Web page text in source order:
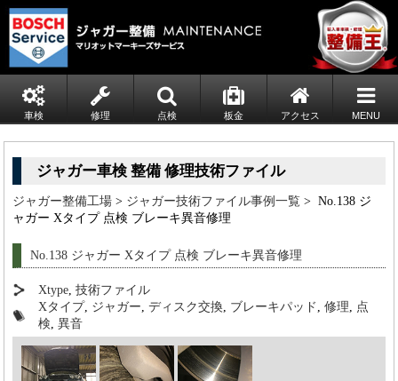
車検 修理 点検 板金 アクセス MENU
ジャガー車検 整備 修理技術ファイル
ジャガー整備工場 > ジャガー技術ファイル事例一覧 > No.138 ジ
ャガー Xタイプ 点検 ブレーキ異音修理
No.138 ジャガー Xタイプ 点検 ブレーキ異音修理
Xtype ,技術ファイル
Xタイプ, ジャガー ,ディスク交換 ブレーキパッド ,修理
点
検 ,異音